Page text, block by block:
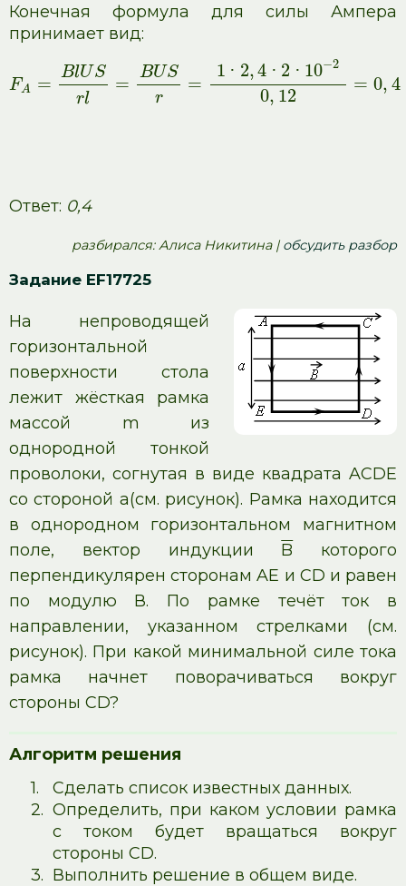
Конечная формула для силы Ампера
принимает вид:
FA =
BlUS
rl
=
BUS
r
=
1 · 2,4 · 2 · 10−2
0, 12
= 0, 4
Ответ: 0,4
pазбирался: Алиса Никитина |обсудить разбор
Задание EF17725
На непроводящей
горизонтальной
поверхности стола
лежит жёсткая рамка
массой m из
однородной тонкой
проволоки, согнутая в виде квадрата AСDЕ
со стороной a(см. рисунок). Рамка находится
в однородном горизонтальном магнитном
поле, вектор индукции B которого
перпендикулярен сторонам AE и CD и равен
по модулю В. По рамке течёт ток в
направлении, указанном стрелками (см.
рисунок). При какой минимальной силе тока
рамка начнет поворачиваться вокруг
стороны CD?
Алгоритм решения
1.
Сделать список известных данных.
2. Определить, при каком условии рамка
с током будет вращаться вокруг
стороны CD.
3. Выполнить решение в общем виде.